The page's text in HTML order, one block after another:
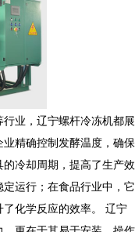
业，辽宁螺杆冷冻机都展
精确控制发酵温度，确保
冷却周期，提高了生产效
运行；在食品行业中，它
化学反应的效率。 辽宁